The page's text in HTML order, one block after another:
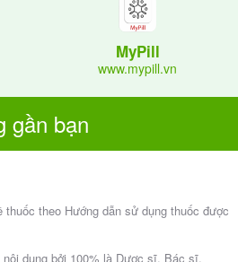
MyPill
www.mypill.vn
gần bạn
thuốc theo Hướng dẫn sử dụng thuốc được
dung bởi 100% là Dược sĩ, Bác sĩ.